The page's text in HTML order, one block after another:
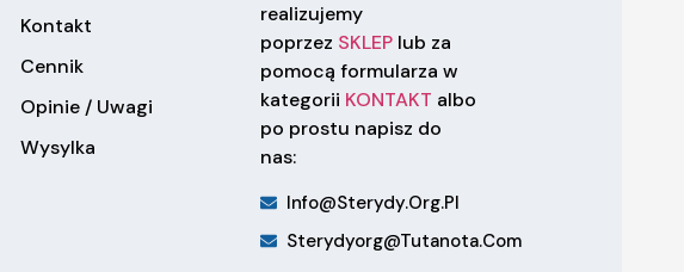
Kontakt
Cennik
Opinie / Uwagi
Wysylka
realizujemy
poprzez SKLEPlub za
pomocą formularza w
kategorii KONTAKT albo
po prostu napisz do
nas:
Info@sterydy.org.pl
Sterydyorg@tutanota.com